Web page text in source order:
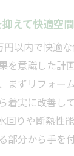
えて快適空
円以内で快適
を意識した計
まずリフォー
着実に改善し
回りや断熱性
部分から手を